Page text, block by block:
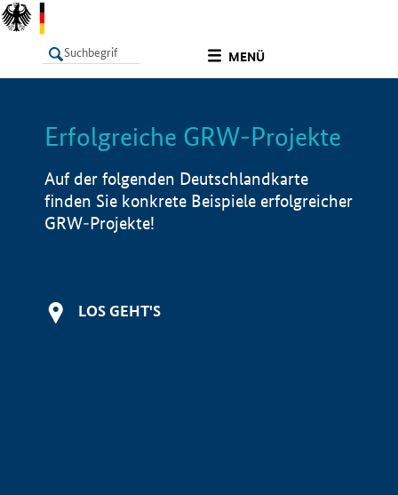
MENÜ
LISTE Info
Erfolgreiche GRW-Projekte
Auf der folgenden Deutschlandkarte
finden Sie konkrete Beispiele erfolgreicher
GRW-Projekte!
LOS GEHT'S